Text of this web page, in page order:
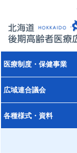
医療制度・保健事業
広域連合議会
各種様式・資料